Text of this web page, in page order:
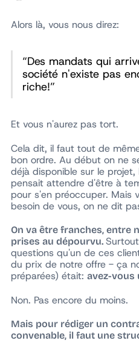
Alors là, vous nous direz:
“Des mandats qui
société n'existe pas
riche!”
Et vous n'aurez pas tort.
Cela dit, il faut tout de
bon ordre. Au début on ne
déjà disponible sur le
pensait attendre d'être à
pour s'en préoccuper. Mais
besoin de vous, on ne dit
On va être franches, entre
prises au dépourvu.
questions qu'un de ces
du prix de notre offre - ça
préparées) était: avez-vous
Non. Pas encore du moins.
Mais pour rédiger un
convenable, il faut une